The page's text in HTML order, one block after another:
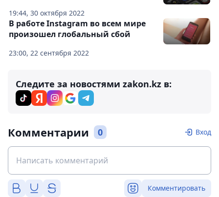
19:44, 30 октября 2022
23:00, 22 сентября 2022
В работе Instagram во всем мире
произошел глобальный сбой
Следите за новостями zakon.kz в:
Комментарии 0 Вход
Комментировать